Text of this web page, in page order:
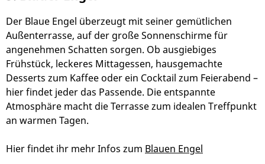
Der Blaue Engel überzeugt mit seiner gemütlichen
Außenterrasse, auf der große Sonnenschirme für
angenehmen Schatten sorgen. Ob ausgiebiges
Frühstück, leckeres Mittagessen, hausgemachte
Desserts zum Kaffee oder ein Cocktail zum Feierabend –
hier findet jeder das Passende. Die entspannte
Atmosphäre macht die Terrasse zum idealen Treffpunkt
an warmen Tagen.
Hier findet ihr mehr Infos zum Blauen Engel